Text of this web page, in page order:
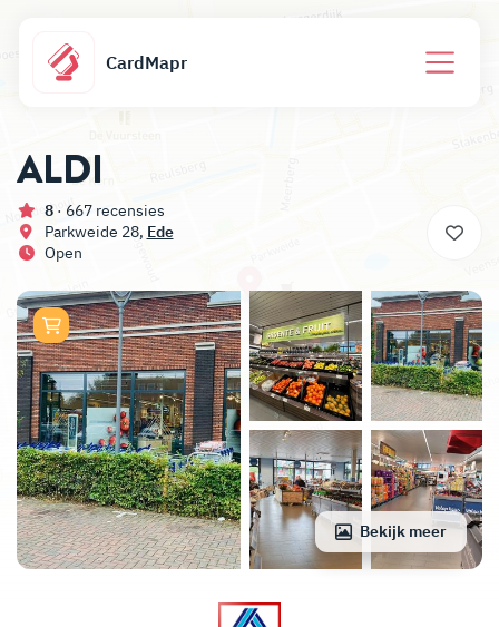
CardMapr
ALDI
8 · 667 recensies
Parkweide 28, Ede
Open
Bekijk meer